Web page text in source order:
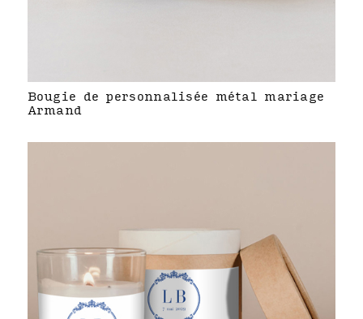
Bougie de personnalisée métal mariage
Armand